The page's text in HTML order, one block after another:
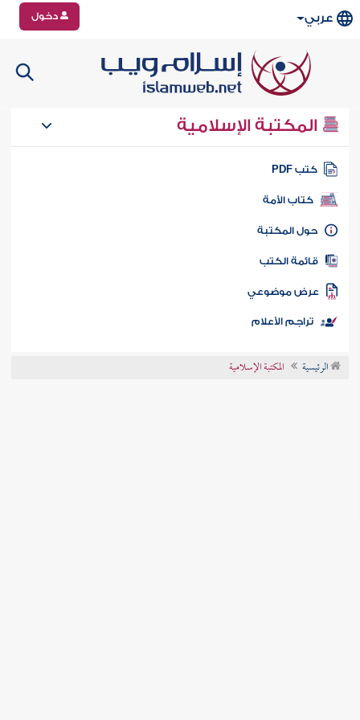
عربي دخول
المكتبة الإسلامية
كتب PDF
كتاب الأمة
المكتبة
الكتب
موضوعي
تراجم الأعلام
الرئيسية المكتبة الإسلامية